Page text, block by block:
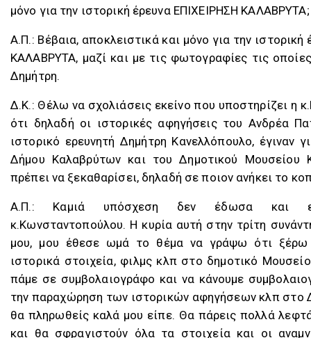
μόνο για την ιστορική έρευνα ΕΠΙΧΕΙΡΗΣΗ ΚΑΛΑΒΡΥΤΑ;
Α.Π.: Βέβαια, αποκλειστικά και μόνο για την ιστορική
ΚΑΛΑΒΡΥΤΑ, μαζί και με τις φωτογραφίες τις
Δημήτρη.
Δ.K.: Θέλω να σχολιάσεις εκείνο που υποστηρίζει η
ότι δηλαδή οι ιστορικές αφηγήσεις του Ανδρέα
ιστορικό ερευνητή Δημήτρη Κανελλόπουλο, έγιναν
Δήμου Καλαβρύτων και του Δημοτικού Μουσείου
πρέπει να ξεκαθαρίσει, δηλαδή σε ποιον ανήκει το
Α.Π.: Καμιά υπόσχεση δεν έδωσα και
κ.Κωνσταντοπούλου. Η κυρία αυτή στην τρίτη
μου, μου έθεσε ωμά το θέμα να γράψω ότι
ιστορικά στοιχεία, φιλμς κλπ στο δημοτικό
πάμε σε συμβολαιογράφο και να κάνουμε
την παραχώρηση των ιστορικών αφηγήσεων κλπ στο
θα πληρωθείς καλά μου είπε. Θα πάρεις πολλά
και θα σφραγιστούν όλα τα στοιχεία και οι